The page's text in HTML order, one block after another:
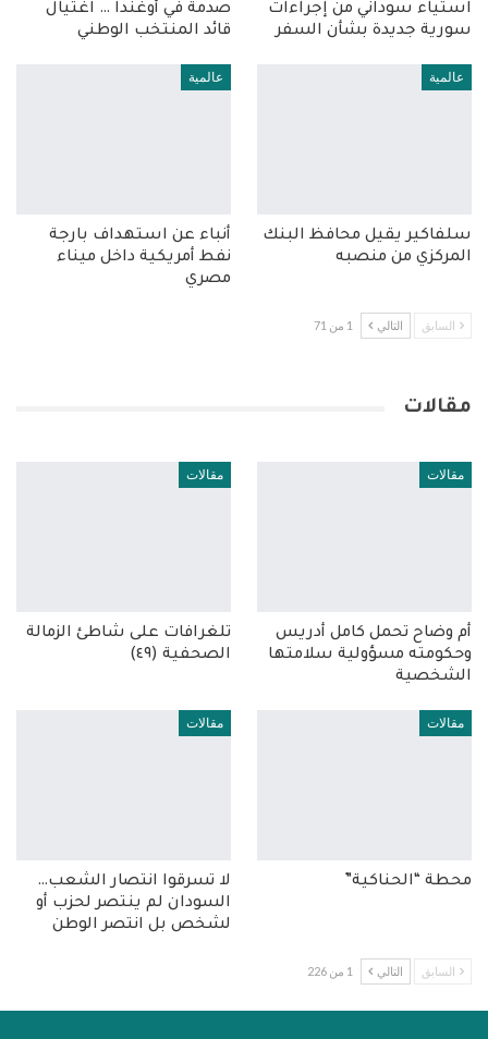
استياء سوداني من إجراءات
سورية جديدة بشأن السفر
صدمة في أوغندا … اغتيال
قائد المنتخب الوطني
عالمية
سلفاكير يقيل محافظ البنك
المركزي من منصبه
عالمية
أنباء عن استهداف بارجة
نفط أمريكية داخل ميناء
مصري
السابق التالي 1 من 71
مقالات
مقالات
أم وضاح تحمل كامل أدريس
وحكومته مسؤولية سلامتها
الشخصية
مقالات
تلغرافات على شاطئ الزمالة
الصحفية (٤٩)
مقالات
محطة “الحناكية”
مقالات
لا تسرقوا انتصار الشعب…
السودان لم ينتصر لحزب أو
لشخص بل انتصر الوطن
السابق التالي 1 من 226